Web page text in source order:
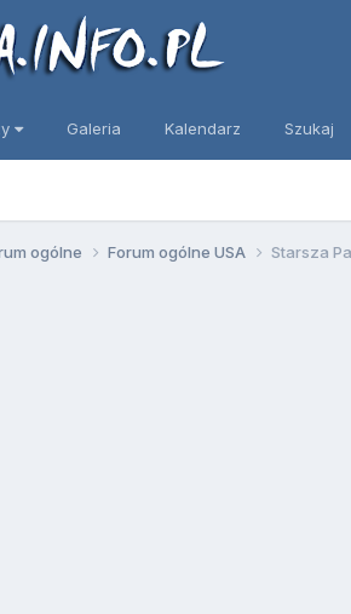
Galeria Kalendarz Szukaj
ogólne Forum ogólne USA Starsza